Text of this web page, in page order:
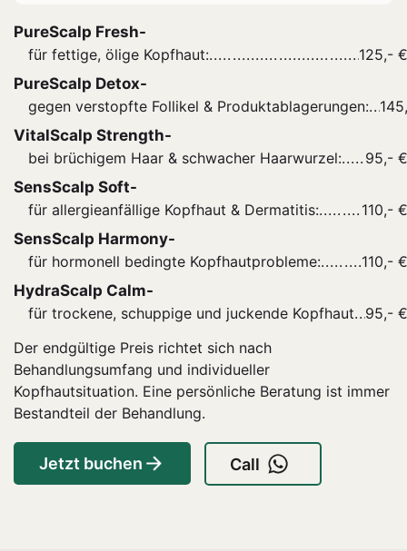
PureScalp Fresh-
für fettige, ölige Kopfhaut:
125,- €
PureScalp Detox-
gegen verstopfte Follikel & Produktablagerungen:
VitalScalp Strength-
bei brüchigem Haar & schwacher Haarwurzel:
95,- €
SensScalp Soft-
für allergieanfällige Kopfhaut & Dermatitis:
110,- €
SensScalp Harmony-
für hormonell bedingte Kopfhautprobleme:
110,- €
HydraScalp Calm-
für trockene, schuppige und juckende Kopfhaut
95,- €
Der endgültige Preis richtet sich nach
Behandlungsumfang und individueller
Kopfhautsituation. Eine persönliche Beratung ist immer
Bestandteil der Behandlung.
Jetzt buchen Call